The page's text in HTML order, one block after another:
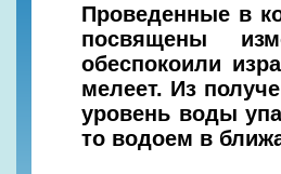
Проведенные в
посвящены
обеспокоили
мелеет. Из
уровень воды
то водоем в